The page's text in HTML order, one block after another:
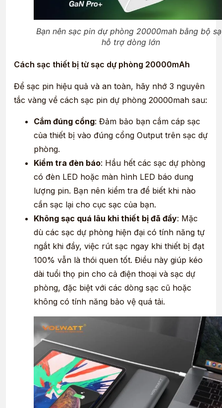
Bạn nên sạc pin dự phòng 20000mah bằng bộ
hỗ trợ dòng lớn
Cách sạc thiết bị từ sạc dự phòng 20000mAh
Để sạc pin hiệu quả và an toàn, hãy nhớ 3 nguyên
tắc vàng về cách sạc pin dự phòng 20000mah sau:
Cắm đúng cổng: Đảm bảo bạn cắm cáp sạc
của thiết bị vào đúng cổng Output trên sạc dự
phòng.
Kiểm tra đèn báo: Hầu hết các sạc dự phòng
có đèn LED hoặc màn hình LED báo dung
lượng pin. Bạn nên kiểm tra để biết khi nào
cần sạc lại cho cục sạc của bạn.
Không sạc quá lâu khi thiết bị đã đầy: Mặc
dù các sạc dự phòng hiện đại có tính năng tự
ngắt khi đầy, việc rút sạc ngay khi thiết bị đạt
100% vẫn là thói quen tốt. Điều này giúp kéo
dài tuổi thọ pin cho cả điện thoại và sạc dự
phòng, đặc biệt với các dòng sạc cũ hoặc
không có tính năng bảo vệ quá tải.